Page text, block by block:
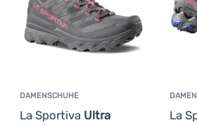
DAMENSCHUHE
La Sportiva Ultra
La